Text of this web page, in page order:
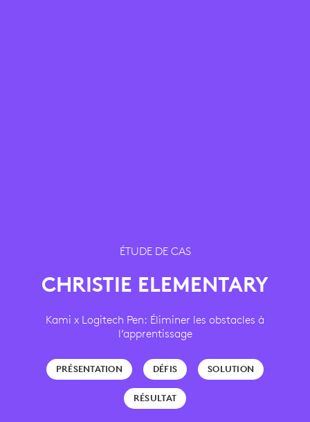
ÉTUDE DE CAS
CHRISTIE ELEMENTARY
Kami x Logitech Pen: Éliminer les obstacles à
l’apprentissage
PRÉSENTATION DÉFIS SOLUTION
RÉSULTAT